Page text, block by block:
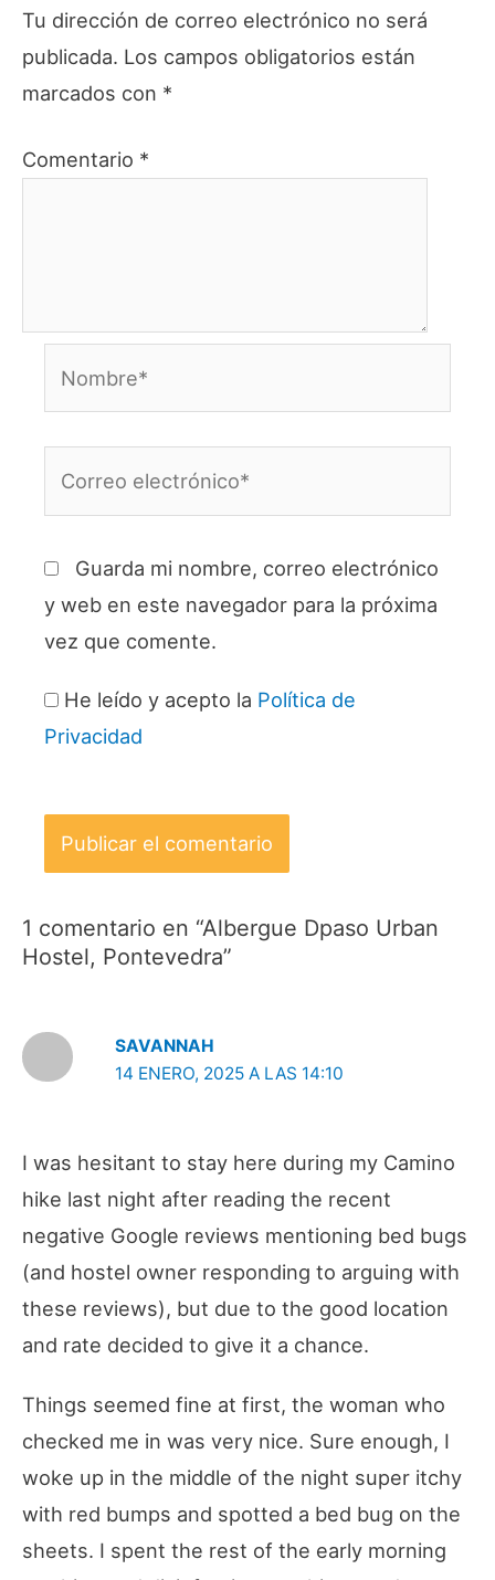
Tu dirección de correo electrónico no será
publicada. Los campos obligatorios están
marcados con *
Comentario *
Guarda mi nombre, correo electrónico
y web en este navegador para la próxima
vez que comente.
He leído y acepto la Política de
Privacidad
1 comentario en “Albergue Dpaso Urban
Hostel, Pontevedra”
SAVANNAH
14 ENERO, 2025 A LAS 14:10
I was hesitant to stay here during my Camino
hike last night after reading the recent
negative Google reviews mentioning bed bugs
(and hostel owner responding to arguing with
these reviews), but due to the good location
and rate decided to give it a chance.
Things seemed fine at first, the woman who
checked me in was very nice. Sure enough, I
woke up in the middle of the night super itchy
with red bumps and spotted a bed bug on the
sheets. I spent the rest of the early morning